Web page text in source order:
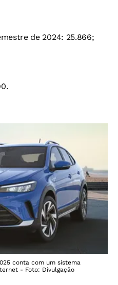
de 2024: 25.866;
conta com um sistema
- Foto: Divulgação